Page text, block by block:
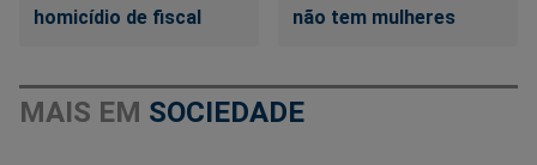
homicídio de fiscal
não tem mulheres
MAIS EM SOCIEDADE